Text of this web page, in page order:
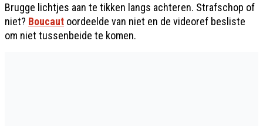
Brugge lichtjes aan te tikken langs achteren. Strafschop of
niet? Boucaut oordeelde van niet en de videoref besliste
om niet tussenbeide te komen.